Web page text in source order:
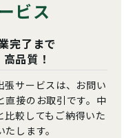
ビス
完了まで
品質！
張サービスは、お問い
直接のお取引です。中
比較してもご納得いた
します。